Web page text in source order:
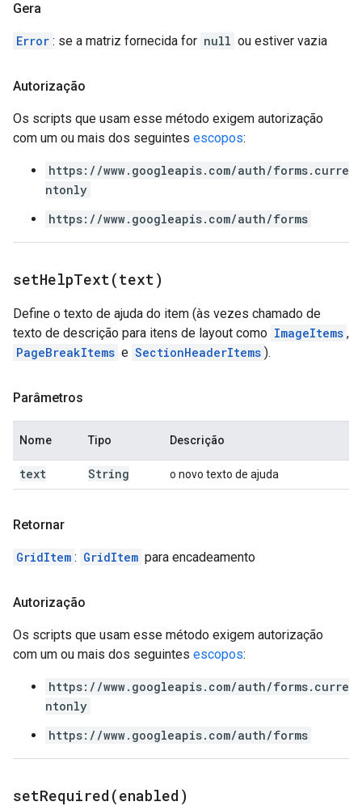
Gera
Error : se a matriz fornecida for null ou estiver vazia
Autorização
Os scripts que usam esse método exigem autorização
com um ou mais dos seguintes escopos:
https://www.googleapis.com/auth/forms.curre
ntonly
https://www.googleapis.com/auth/forms
setHelpText(text)
Define o texto de ajuda do item (às vezes chamado de
texto de descrição para itens de layout como ImageItems ,
PageBreakItems e SectionHeaderItems ).
Parâmetros
Nome Tipo Descrição
text String o novo texto de ajuda
Retornar
GridItem : GridItem para encadeamento
Autorização
Os scripts que usam esse método exigem autorização
com um ou mais dos seguintes escopos:
https://www.googleapis.com/auth/forms.curre
ntonly
https://www.googleapis.com/auth/forms
setRequired(enabled)